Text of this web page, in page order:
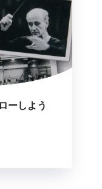
ーしよう